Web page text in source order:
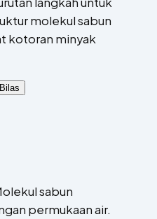
molekul sabun
kotoran minyak
sabun
permukaan air.